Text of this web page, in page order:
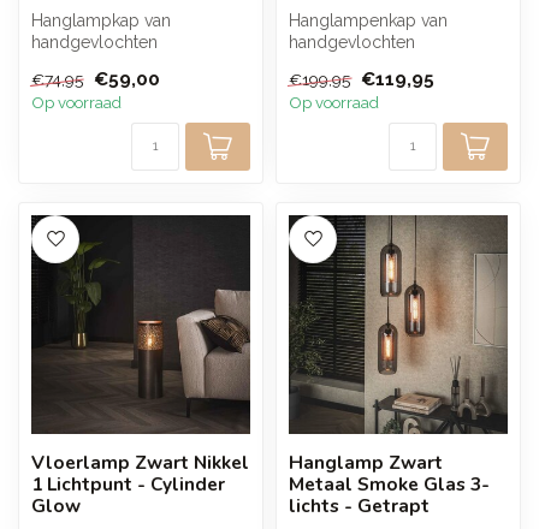
Hanglampkap van
handgevlochten
open structuur zorgt v...
€74,95 €59,00
Op voorraad
Hanglampenkap van
handgevlochten
warmte en karakter t...
€199,95 €119,95
Op voorraad
Vloerlamp Zwart Nikkel
1 Lichtpunt - Cylinder
Glow
Hanglamp Zwart
Metaal Smoke Glas 3-
lichts - Getrapt